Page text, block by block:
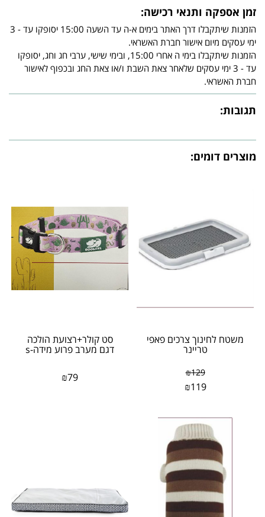
זמן אספקה ותנאי רכישה:
הזמנות שיתקבלו דרך האתר בימים א-ה עד השעה 15:00 יסופקו עד - 3
ימי עסקים מיום אישור חברת האשראי.
הזמנות שיתקבלו בימי ה אחרי 15:00, ובימי שישי, ערבי חג וחג, יסופקו
עד - 3 ימי עסקים שלאחר צאת השבת ו/או צאת החג ובכפוף לאישור
חברת האשראי.
תגובות:
מוצרים דומים:
משטח לחינוך צרכים פאפי
טריינר
₪129
₪119
סט קולר+רצועת הולכה
דגם מערב פרוע מידה-s
₪79